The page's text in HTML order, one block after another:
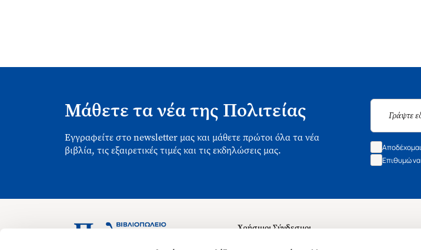
Μάθετε τα νέα της Πολιτείας
Εγγραφείτε στο newsletter μας και μάθετε πρώτοι όλα τα νέα
βιβλία, τις εξαιρετικές τιμές και τις εκδηλώσεις μας.
Επιθυμώ
Χρήσιμοι Σύνδεσμοι